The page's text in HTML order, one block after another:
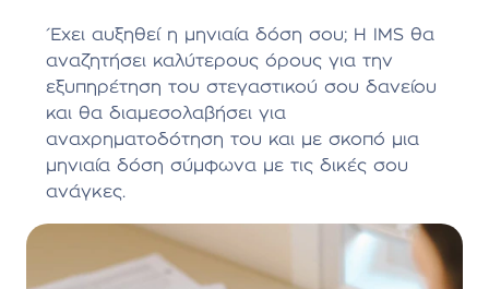
Έχει αυξηθεί η μηνιαία δόση σου; Η IMS θα
αναζητήσει καλύτερους όρους για την
εξυπηρέτηση του στεγαστικού σου δανείου
και θα διαμεσολαβήσει για
αναχρηματοδότηση του και με σκοπό μια
μηνιαία δόση σύμφωνα με τις δικές σου
ανάγκες.